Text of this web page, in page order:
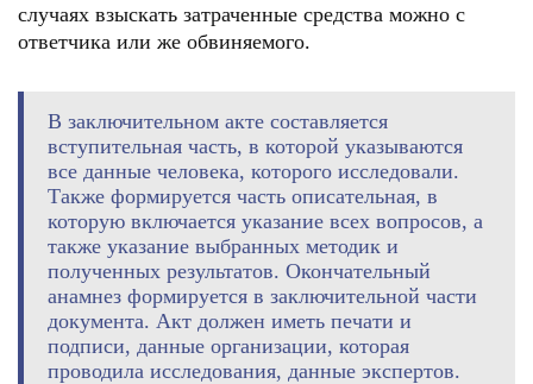
случаях взыскать затраченные средства можно с
ответчика или же обвиняемого.
В заключительном акте составляется
вступительная часть, в которой указываются
все данные человека, которого исследовали.
Также формируется часть описательная, в
которую включается указание всех вопросов, а
также указание выбранных методик и
полученных результатов. Окончательный
анамнез формируется в заключительной части
документа. Акт должен иметь печати и
подписи, данные организации, которая
проводила исследования, данные экспертов.